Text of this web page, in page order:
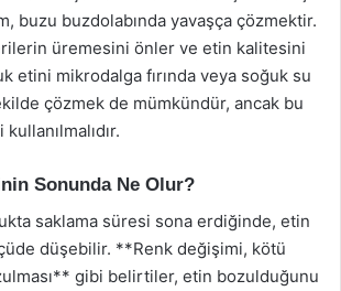
buzu buzdolabında yavaşça çözmektir.
üremesini önler ve etin kalitesini
etini mikrodalga fırında veya soğuk su
çözmek de mümkündür, ancak bu
Sonunda Ne Olur?
saklama süresi sona erdiğinde, etin
düşebilir. **Renk değişimi, kötü
gibi belirtiler, etin bozulduğunu